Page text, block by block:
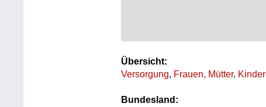
Übersicht:
Versorgung, Frauen, Mütter, Kinder
Bundesland: